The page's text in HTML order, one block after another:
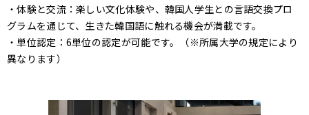
・体験と交流：楽しい文化体験や、韓国人学生との言語交換プロ
グラムを通じて、生きた韓国語に触れる機会が満載です。
・単位認定：6単位の認定が可能です。（※所属大学の規定により
異なります）